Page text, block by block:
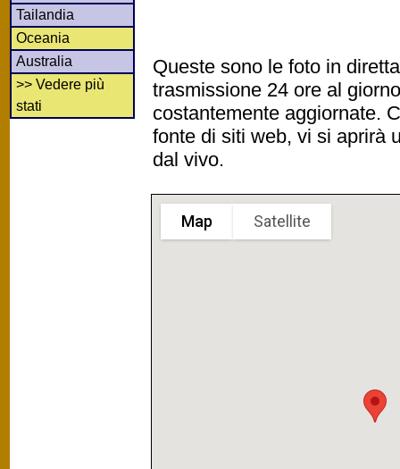
Tailandia
Oceania
Australia
>> Vedere più
stati
Queste sono le foto in
trasmissione 24 ore al
costantemente aggiornate.
fonte di siti web, vi si aprirà
dal vivo.
Map Satellite